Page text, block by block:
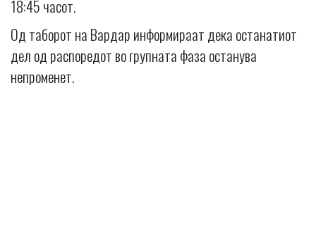
18:45 часот.
Од таборот на Вардар информираат дека останатиот
дел од распоредот во групната фаза останува
непроменет.